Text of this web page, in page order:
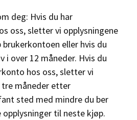
deg: Hvis du har
oss, sletter vi opplysningene
brukerkontoen eller hvis du
i over 12 måneder. Hvis du
hos oss, sletter vi
tre måneder etter
sted med mindre du ber
opplysninger til neste kjøp.